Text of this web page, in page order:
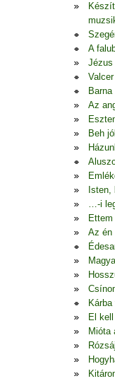
A
Jézus
Valcer
Az
Beh
…-i
Az én
El
Mióta